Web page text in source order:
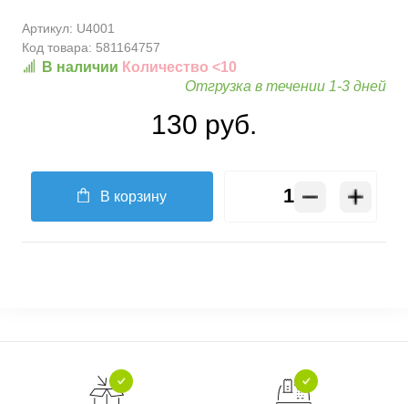
Артикул: U4001
Код товара: 581164757
В наличии Количество <10
Отгрузка в течении 1-3 дней
130 руб.
В корзину